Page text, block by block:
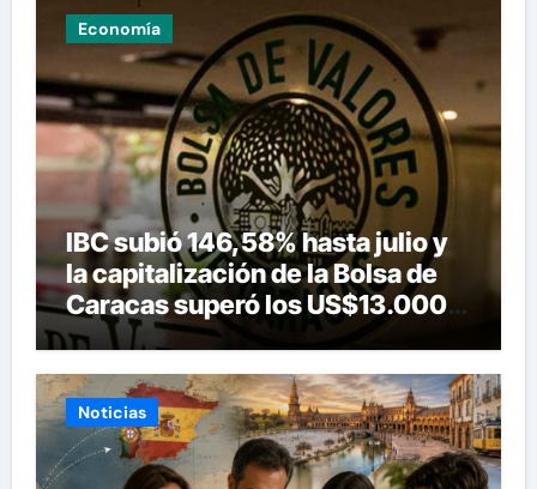
Economía
IBC subió 146,58% hasta julio y
la capitalización de la Bolsa de
Caracas superó los US$13.000
millones
Noticias